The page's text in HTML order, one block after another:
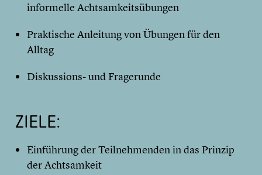
informelle Achtsamkeitsübungen
Praktische Anleitung von Übungen für den
Alltag
Diskussions- und Fragerunde
ZIELE:
Einführung der Teilnehmenden in das Prinzip
der Achtsamkeit